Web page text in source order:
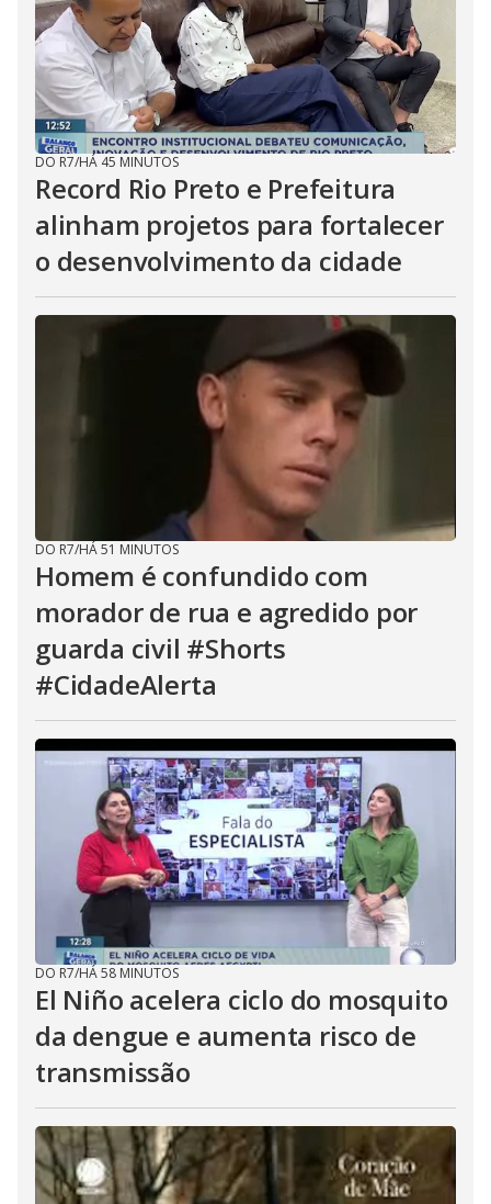
DO R7/HÁ 45 MINUTOS
Record Rio Preto e Prefeitura
alinham projetos para fortalecer
o desenvolvimento da cidade
DO R7/HÁ 51 MINUTOS
Homem é confundido com
morador de rua e agredido por
guarda civil #Shorts
#CidadeAlerta
DO R7/HÁ 58 MINUTOS
El Niño acelera ciclo do mosquito
da dengue e aumenta risco de
transmissão